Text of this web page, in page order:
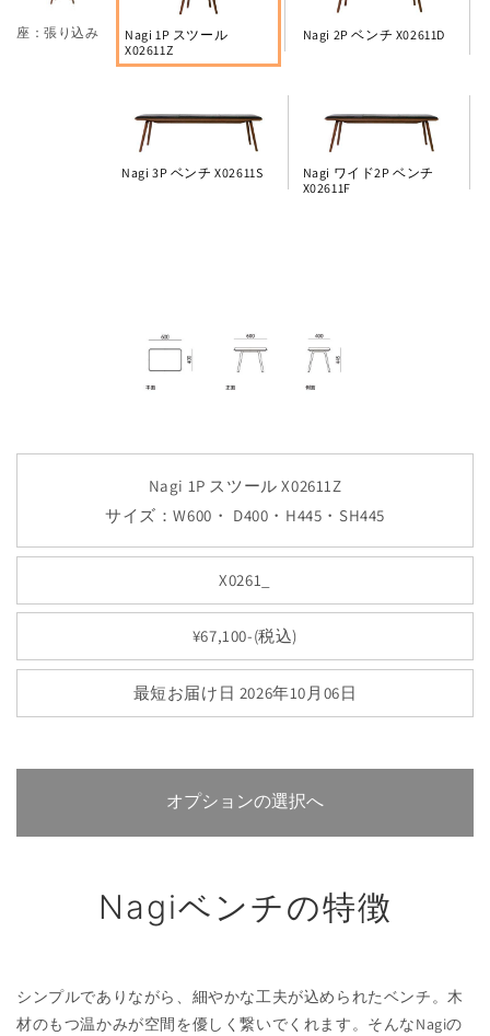
座：張り込み
Nagi 1P スツール
X02611Z
Nagi 2P ベンチ X02611D
Nagi 3P ベンチ X02611S
Nagi ワイド2P ベンチ
X02611F
Nagi 1P スツール X02611Z
サイズ：W600・ D400・H445・SH445
X0261_
¥67,100-(税込)
最短お届け日 2026年10月06日
オプションの選択へ
Nagiベンチの特徴
シンプルでありながら、細やかな工夫が込められたベンチ。木
材のもつ温かみが空間を優しく繋いでくれます。そんなNagiの